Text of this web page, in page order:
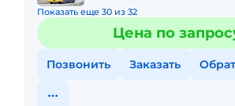
Показать еще 30 из 32
Цена по
Позвонить Заказать